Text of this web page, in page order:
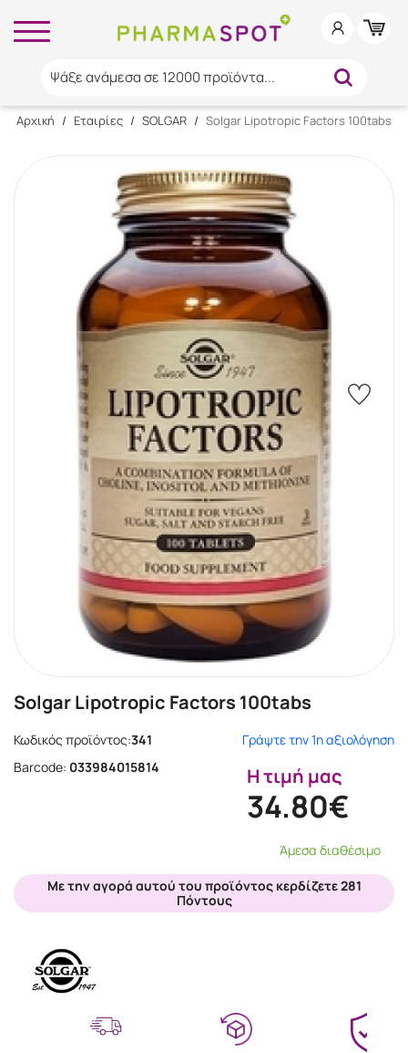
Ψάξε ανάμεσα σε 12000 προϊόντα...
Αρχική / Εταιρίες / SOLGAR / Solgar Lipotropic Factors 100tabs
Solgar Lipotropic Factors 100tabs
Κωδικός προϊόντος:341
Γράψτε την 1η αξιολόγηση
Barcode: 033984015814 Η τιμή μας
34.80€
Άμεσα διαθέσιμο
Με την αγορά αυτού του προϊόντος κερδίζετε 281
Πόντους